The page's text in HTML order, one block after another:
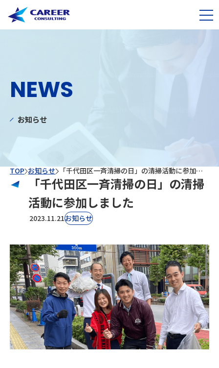
NEWS
お知らせ
TOP お知らせ 「千代田区一斉清掃の日」の清掃活動に参加しました
「千代田区一斉清掃の日」の清掃
活動に参加しました
2023.11.21お知らせ